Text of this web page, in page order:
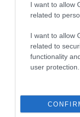
I want to allow
related to
I want to allow
related to
functionality
user protection.